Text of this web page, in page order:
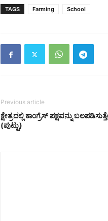
TAGS Farming School
Previous article
ಕ್ಷೇತ್ರದಲ್ಲಿ ಕಾಂಗ್ರೆಸ್ ಪಕ್ಷವನ್ನು
(ಪುಟ್ಟು)